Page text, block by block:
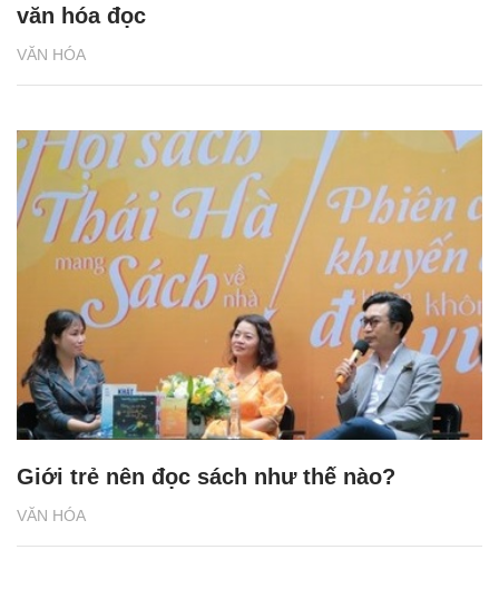
VĂN HÓA
văn hóa đọc
VĂN HÓA
Giới trẻ nên đọc sách như thế nào?